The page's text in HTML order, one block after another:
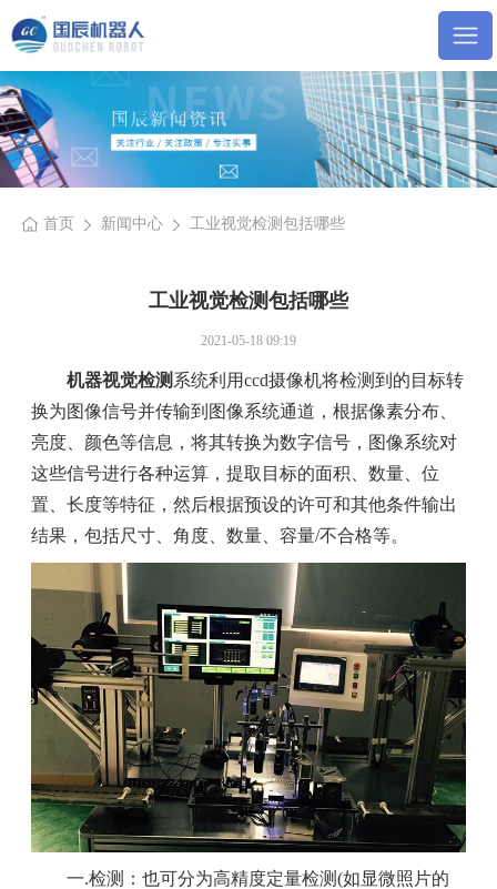
首页 新闻中心 工业视觉检测包括哪些
工业视觉检测包括哪些
2021-05-18 09:19
机器视觉检测 系统利用ccd摄像机将检测到的目标转
换为图像信号并传输到图像系统通道，根据像素分布、
亮度、颜色等信息，将其转换为数字信号，图像系统对
这些信号进行各种运算，提取目标的面积、数量、位
置、长度等特征，然后根据预设的许可和其他条件输出
结果，包括尺寸、角度、数量、容量/不合格等。
一.检测：也可分为高精度定量检测(如显微照片的